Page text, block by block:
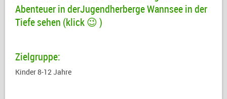
Abenteuer in derJugendherberge Wannsee in der
Tiefe sehen (klick 😉 )
Zielgruppe:
Kinder 8-12 Jahre